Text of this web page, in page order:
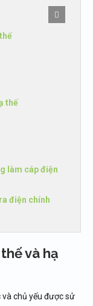
thế
làm cáp điện
điện chính
và hạ
chủ yếu được sử